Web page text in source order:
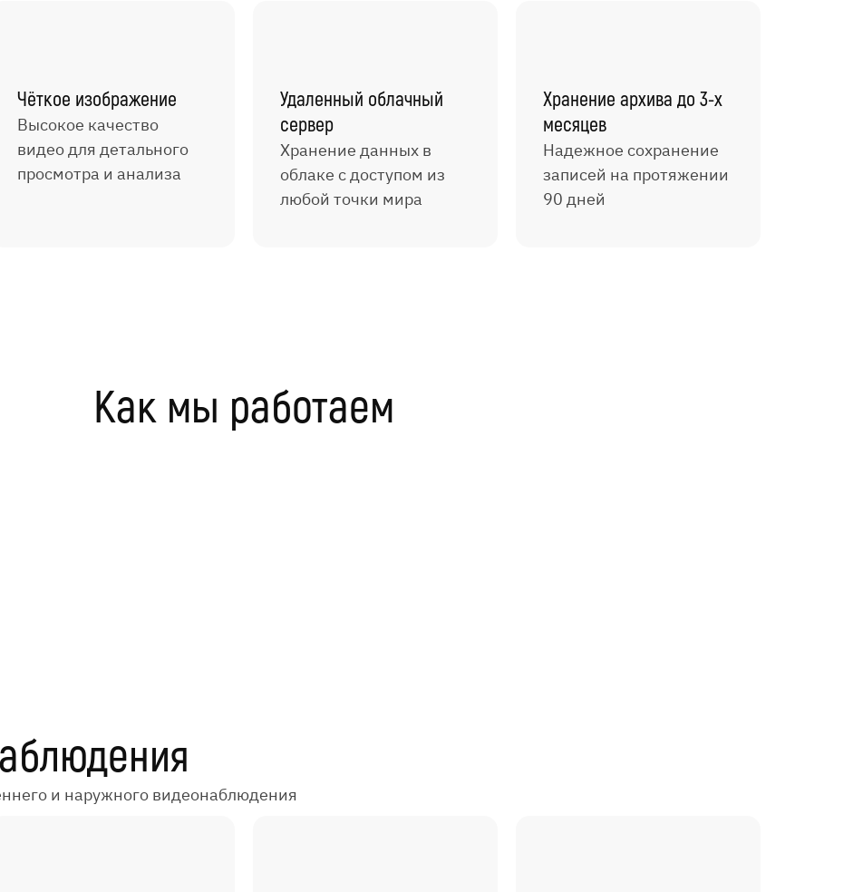
Чёткое изображение
Высокое качество
видео для детального
просмотра и анализа
Удаленный облачный
сервер
Хранение данных в
облаке с доступом из
любой точки мира
Хранение архива до 3-х
месяцев
Надежное сохранение
записей на протяжении
90 дней
Как мы работаем
и наружного видеонаблюдения